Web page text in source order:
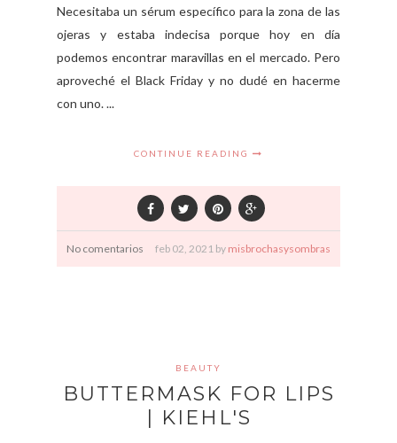
Necesitaba un sérum específico para la zona de las
ojeras y estaba indecisa porque hoy en día
podemos encontrar maravillas en el mercado. Pero
aproveché el Black Friday y no dudé en hacerme
con uno. ...
CONTINUE READING
No comentarios feb 02, 2021 by misbrochasysombras
BEAUTY
BUTTERMASK FOR LIPS
| KIEHL'S